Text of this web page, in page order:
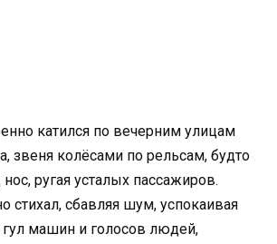
катился по вечерним улицам
звеня колёсами по рельсам, будто
ругая усталых пассажиров.
стихал, сбавляя шум, успокаивая
машин и голосов людей,